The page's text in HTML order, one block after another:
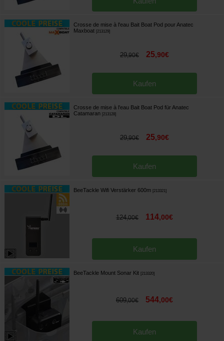
Crosse de mise à l'eau Bait Boat Pod pour Anatec
Maxboat
213129]
29,90€ 25,90€
Kaufen
Crosse de mise à l'eau Bait Boat Pod für Anatec
Catamaran
213128]
29,90€ 25,90€
Kaufen
BeeTackle Wifi Verstärker 600m 213321]
124,00€ 114,00€
Kaufen
BeeTackle Mount Sonar Kit 213320]
609,00€ 544,00€
Kaufen